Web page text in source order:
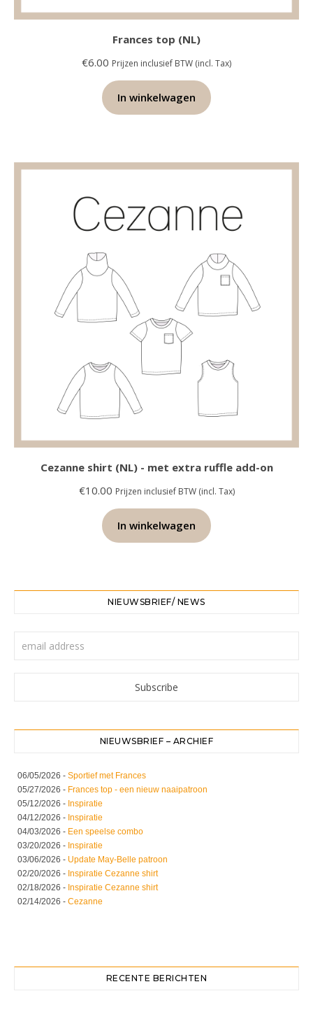
Frances top (NL)
€6.00 Prijzen inclusief BTW (incl. Tax)
In winkelwagen
Cezanne shirt (NL) - met extra ruffle add-on
€10.00 Prijzen inclusief BTW (incl. Tax)
In winkelwagen
NIEUWSBRIEF/ NEWS
NIEUWSBRIEF – ARCHIEF
06/05/2026 - Sportief met Frances
05/27/2026 - Frances top - een nieuw naaipatroon
05/12/2026 - Inspiratie
04/12/2026 - Inspiratie
04/03/2026 - Een speelse combo
03/20/2026 - Inspiratie
03/06/2026 - Update May-Belle patroon
02/20/2026 - Inspiratie Cezanne shirt
02/18/2026 - Inspiratie Cezanne shirt
02/14/2026 - Cezanne
RECENTE BERICHTEN